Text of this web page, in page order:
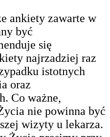
ankiety zawarte w
być
się
najrzadziej raz
istotnych
oraz
Co ważne,
nie powinna być
wizyty u lekarza.